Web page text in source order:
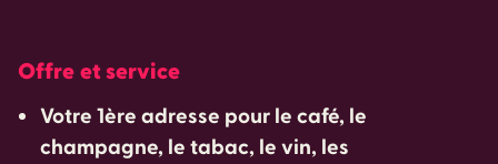
Offre et service
Votre 1ère adresse pour le café, le
champagne, le tabac, le vin, les